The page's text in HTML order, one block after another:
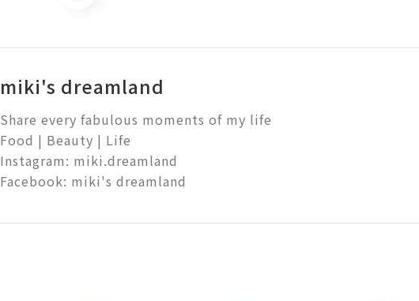
miki's dreamland
Share every fabulous moments of my life
Food | Beauty | Life
Instagram: miki.dreamland
Facebook: miki's dreamland